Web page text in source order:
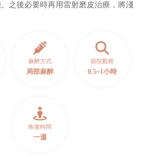
之後必要時再用雷射磨皮治療，將淺
麻醉方式
局部麻醉
留院觀察
0.5~1小時
恢復時間
一週